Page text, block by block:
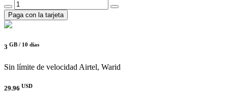
Paga con la tarjeta
3 GB / 10 días
Sin límite de velocidad Airtel, Warid
29.96 USD